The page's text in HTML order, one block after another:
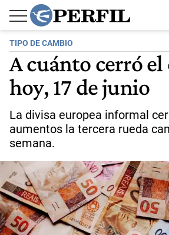
TIPO DE CAMBIO
A cuánto cerró
hoy, 17 de junio
La divisa europea informal
aumentos la tercera rueda
semana.